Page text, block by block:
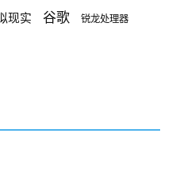
现实 谷歌 锐龙处理器